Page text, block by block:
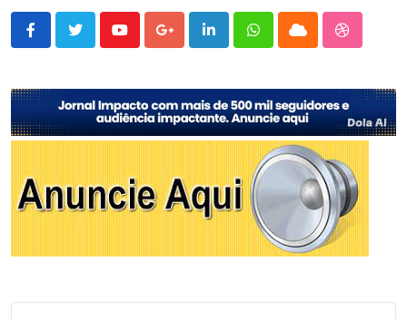
YoutubeGoogle+LinkedInWhatsappCloud